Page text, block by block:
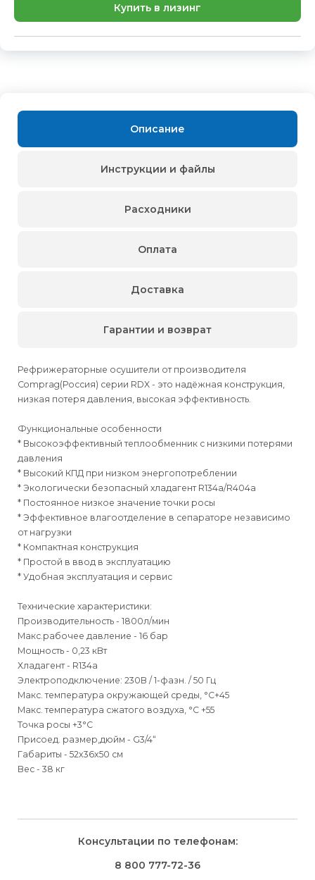
Купить в лизинг
Описание
Рефрижераторные осушители от производителя
Comprag(Россия) серии RDX - это надёжная конструкция,
низкая потеря давления, высокая эффективность.
Функциональные особенности
* Высокоэффективный теплообменник с низкими потерями
давления
* Высокий КПД при низком энергопотреблении
* Экологически безопасный хладагент R134a/R404a
* Постоянное низкое значение точки росы
* Эффективное влагоотделение в сепараторе независимо
от нагрузки
* Компактная конструкция
* Простой в ввод в эксплуатацию
* Удобная эксплуатация и сервис
Технические характеристики:
Производительность - 1800л/мин
Макс.рабочее давление - 16 бар
Мощность - 0,23 кВт
Хладагент - R134a
Электроподключение: 230В / 1-фазн. / 50 Гц
Макс. температура окружающей среды, °С+45
Макс. температура сжатого воздуха, °С +55
Точка росы +3°С
Присоед. размер,дюйм - G3/4“
Габариты - 52x36x50 см
Вес - 38 кг
Инструкции и файлы
Расходники
Оплата
лиц
Способ оплаты
лиц
Доставка
Способыдоставки
Доставка осуществляется транспортными компаниями и
оплачивается покупателем при получении заказа.
Гарантии и возврат
лиц
Правила возврата товара, приобретённого
лиц
Консультации по телефонам:
8 800 777-72-36